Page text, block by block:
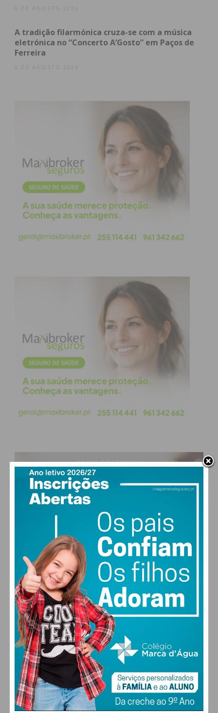
Subscreva a newsletter do
Assine nossa newsletter por e-mail e
obtenha de forma regular a informação
atualizada.
Eu li e concordo com os
condições
6 DE AGOSTO 2026
A tradição filarmónica cruza-se com a música
eletrónica no “Concerto A’Gosto” em Paços de
Ferreira
6 DE AGOSTO 2026
PAÇOS DE FERREIRA
29°
clear sky
49% humidade
MAX 29 • MIN 28
30°
SEX
28
SÁB
28
DOM
29
SEG
ALTERAR
FARMACIAS DE SERVIÇO EM PAÇOS DE
FERREIRA